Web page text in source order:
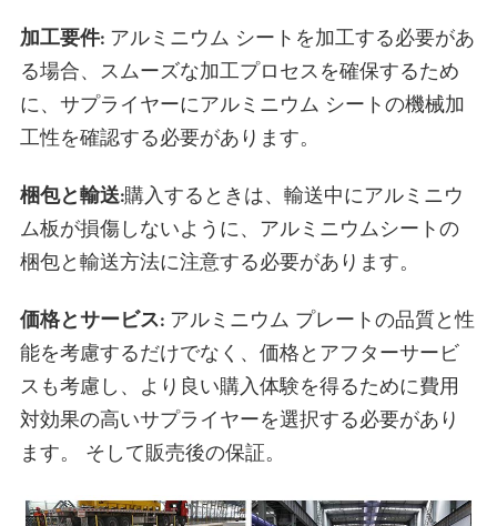
加工要件:アルミニウム シートを加工する必要があ
る場合、スムーズな加工プロセスを確保するため
に、サプライヤーにアルミニウム シートの機械加
工性を確認する必要があります。
梱包と輸送:購入するときは、輸送中にアルミニウ
ム板が損傷しないように、アルミニウムシートの
梱包と輸送方法に注意する必要があります。
価格とサービス:アルミニウム プレートの品質と性
能を考慮するだけでなく、価格とアフターサービ
スも考慮し、より良い購入体験を得るために費用
対効果の高いサプライヤーを選択する必要があり
ます。 そして販売後の保証。